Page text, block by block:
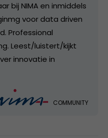
bij NIMA en inmiddels
voor data driven
Professional
Leest/luistert/kijkt
innovatie in
COMMUNITY